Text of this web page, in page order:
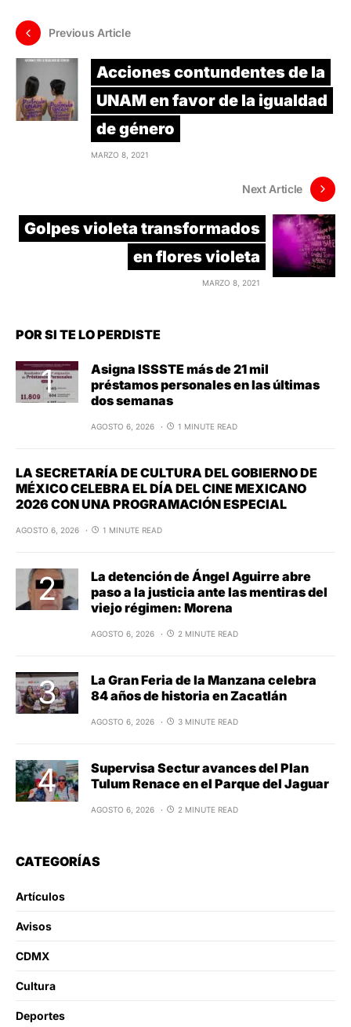
Previous Article
Acciones contundentes de la
UNAM en favor de la igualdad
de género
MARZO 8, 2021
Next Article
Golpes violeta transformados
en flores violeta
MARZO 8, 2021
POR SI TE LO PERDISTE
Asigna ISSSTE más de 21 mil
préstamos personales en las últimas
dos semanas
AGOSTO 6, 2026 1 MINUTE READ
LA SECRETARÍA DE CULTURA DEL GOBIERNO DE
MÉXICO CELEBRA EL DÍA DEL CINE MEXICANO
2026 CON UNA PROGRAMACIÓN ESPECIAL
AGOSTO 6, 2026 1 MINUTE READ
La detención de Ángel Aguirre abre
paso a la justicia ante las mentiras del
viejo régimen: Morena
AGOSTO 6, 2026 2 MINUTE READ
La Gran Feria de la Manzana celebra
84 años de historia en Zacatlán
AGOSTO 6, 2026 3 MINUTE READ
Supervisa Sectur avances del Plan
Tulum Renace en el Parque del Jaguar
AGOSTO 6, 2026 2 MINUTE READ
CATEGORÍAS
Artículos
Avisos
CDMX
Cultura
Deportes